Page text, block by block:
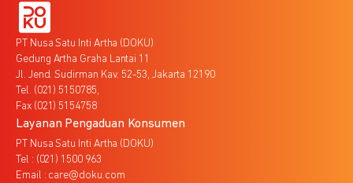
PT Nusa Satu Inti Artha (DOKU)
Gedung Artha Graha Lantai 11
Jl. Jend. Sudirman Kav. 52-53, Jakarta 12190
Tel. (021) 5150785,
Fax (021) 5154758
Layanan Pengaduan Konsumen
PT Nusa Satu Inti Artha (DOKU)
Tel : (021) 1500 963
Email : care@doku.com